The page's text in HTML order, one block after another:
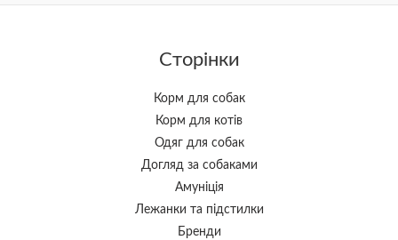
Сторінки
Корм для собак
Корм для котів
Одяг для собак
Догляд за собаками
Амуніція
Лежанки та підстилки
Бренди